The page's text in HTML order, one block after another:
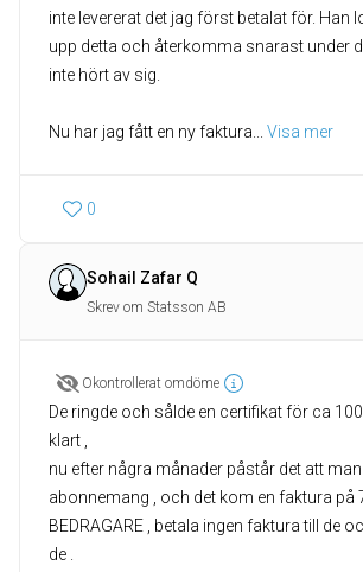
inte levererat det jag först betalat för. Han
upp detta och återkomma snarast under
inte hört av sig.
Nu har jag fått en ny faktura Visa mer
0
Sohail Zafar Q
Skrev om Statsson AB
Okontrollerat omdöme
De ringde och sålde en certifikat för ca
klart ,
nu efter några månader påstår det att
abonnemang , och det kom en faktura på
BEDRAGARE , betala ingen faktura till de
de .